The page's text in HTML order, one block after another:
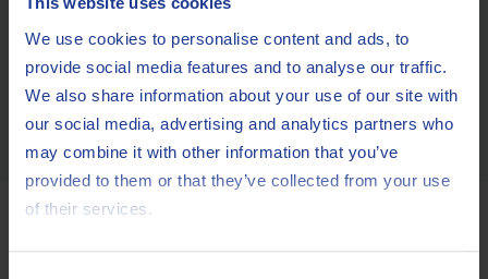
We use cookies to personalise content and ads, to
provide social media features and to analyse our traffic.
We also share information about your use of our site with
our social media, advertising and analytics partners who
may combine it with other information that you’ve
provided to them or that they’ve collected from your use
of their services.
United Kingdom
Email: Q8.CustomerServices@certasenergy.co.uk
Tel: 0113 235 0555